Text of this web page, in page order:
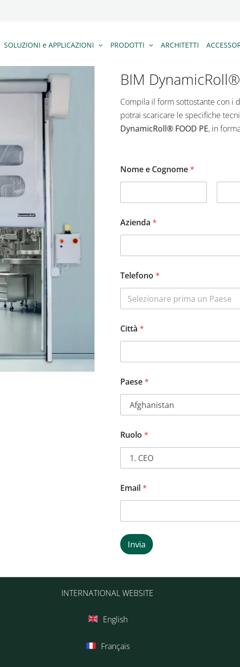
SOLUZIONI e APPLICAZIONI PRODOTTI ARCHITETTI
BIM
Compila il form sottostante con i
potrai scaricare le specifiche
DynamicRoll® FOOD PE, in
Nome e Cognome*
Azienda *
Telefono *
Città *
Paese*
Ruolo *
Email*
Invia
INTERNATIONAL WEBSITE
English
Français